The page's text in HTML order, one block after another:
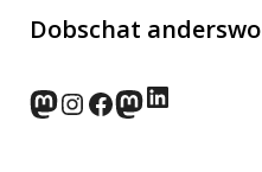
Dobschat anderswo
norden.social
Instagram
Facebook
wp-punks.social
LinkedIn